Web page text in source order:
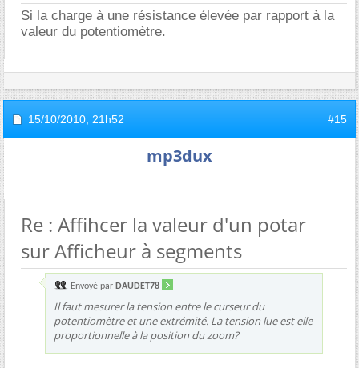
Si la charge à une résistance élevée par rapport à la
valeur du potentiomètre.
15/10/2010, 21h52 #15
mp3dux
Re : Affihcer la valeur d'un potar
sur Afficheur à segments
Envoyé par DAUDET78
Il faut mesurer la tension entre le curseur du
potentiomètre et une extrémité. La tension lue est elle
proportionnelle à la position du zoom?